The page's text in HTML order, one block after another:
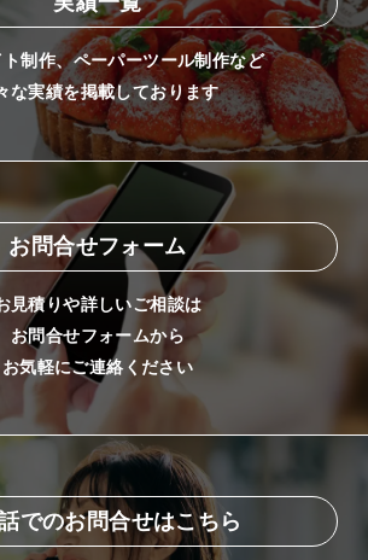
制作、ペーパーツール制作など
な実績を掲載しております
お問合せフォーム
見積りや詳しいご相談は
お問合せフォームから
お気軽にご連絡ください
でのお問合せはこちら